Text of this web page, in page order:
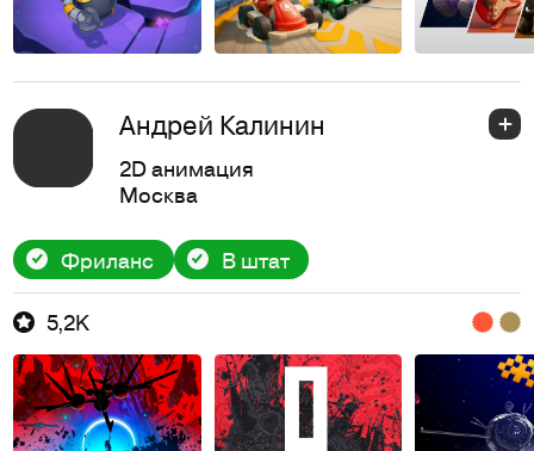
Андрей Калинин
2D анимация
Москва
Фриланс В штат
5,2K